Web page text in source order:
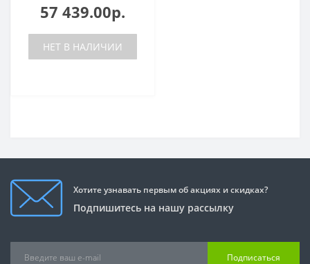
57 439.00р.
НЕТ В НАЛИЧИИ
Хотите узнавать первым об акциях и скидках?
Подпишитесь на нашу рассылку
Подписаться